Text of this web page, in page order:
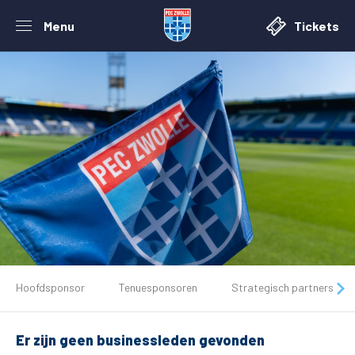
Menu Tickets
Tickets
Matchdays
Hoofdsponsor Tenuesponsoren Strategisch partners
Er zijn geen businessleden gevonden